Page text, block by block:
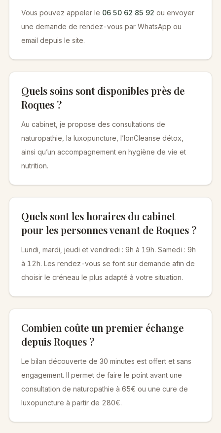
Vous pouvez appeler le 06 50 62 85 92 ou envoyer
une demande de rendez-vous par WhatsApp ou
email depuis le site.
Quels soins sont disponibles près de
Roques ?
Au cabinet, je propose des consultations de
naturopathie, la luxopuncture, l’IonCleanse détox,
ainsi qu’un accompagnement en hygiène de vie et
nutrition.
Quels sont les horaires du cabinet
pour les personnes venant de Roques ?
Lundi, mardi, jeudi et vendredi : 9h à 19h. Samedi : 9h
à 12h. Les rendez-vous se font sur demande afin de
choisir le créneau le plus adapté à votre situation.
Combien coûte un premier échange
depuis Roques ?
Le bilan découverte de 30 minutes est offert et sans
engagement. Il permet de faire le point avant une
consultation de naturopathie à 65€ ou une cure de
luxopuncture à partir de 280€.